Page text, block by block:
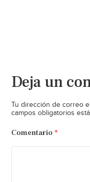
Deja un
Tu dirección de correo
campos obligatorios
Comentario *